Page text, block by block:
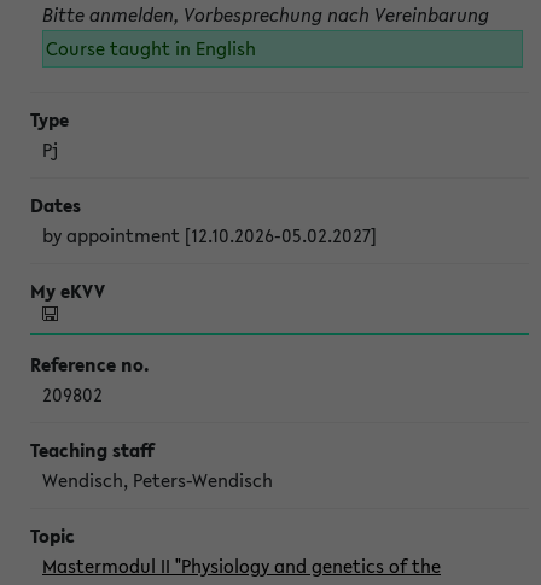
Bitte anmelden, Vorbesprechung nach Vereinbarung
Course taught in English
Pj
by appointment [12.10.2026-05.02.2027]
209802
Wendisch, Peters-Wendisch
Mastermodul II "Physiology and genetics of the